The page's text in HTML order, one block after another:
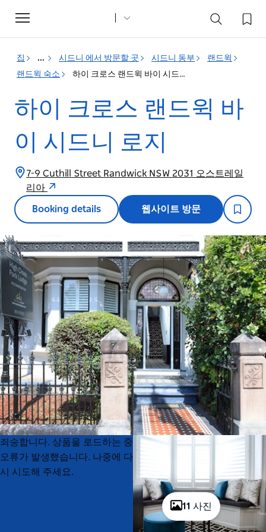
Toggle
navigation
집 ... 시드니 에서 방문할 곳 시드니 동부
랜드윅
랜드윅 숙소
하이 크로스 랜드윅 바이 시드니 로지
하이 크로스 랜드윅 바
이 시드니 로지
7-9 Cuthill Street Randwick NSW 2031 오스트레일
리아
Booking details 웹사이트 방문
11 사진
Product
List
Product
List
죄송합니다. 상품을 로드하는 중
오류가 발생했습니다. 나중에 다
시 시도해 주세요.